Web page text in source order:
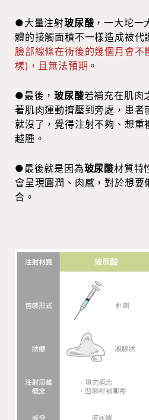
●大量注射玻尿酸 ，一大坨一
體的接觸面積不一樣造成被代
臉部線條在術後的幾個月會
樣)，且無法預期 。
●最後，玻尿酸若補充在肌肉
著肌肉運動擠壓到旁處，患者
就沒了，覺得注射不夠、想重
越腫。
●最後就是因為玻尿酸材質特
會呈現圓潤、肉感，對於想要
合。